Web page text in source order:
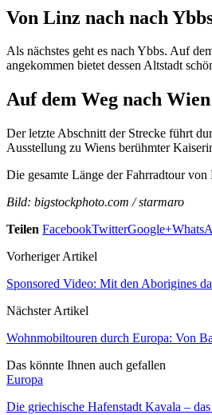
Von Linz nach nach
Als nächstes geht es nach Ybbs. Auf
angekommen bietet dessen Altstadt
Auf dem Weg nach Wien
Der letzte Abschnitt der Strecke führt
Ausstellung zu Wiens berühmter
Die gesamte Länge der Fahrradtour
Bild: bigstockphoto.com / starmaro
Teilen FacebookTwitterGoogle+
Vorheriger Artikel
Sponsored Video: Mit den Aborigines
Nächster Artikel
Wohnmobiltouren durch Europa: Von
Das könnte Ihnen auch gefallen
Europa
Die griechische Hafenstadt Kavala –